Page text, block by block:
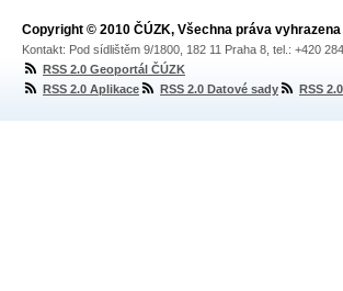
Copyright © 2010 ČÚZK, Všechna práva vyhrazena
Kontakt: Pod sídlištěm 9/1800, 182 11 Praha 8, tel.: +420
RSS 2.0 Geoportál ČÚZK
RSS 2.0 Aplikace
RSS 2.0 Datové sady RSS